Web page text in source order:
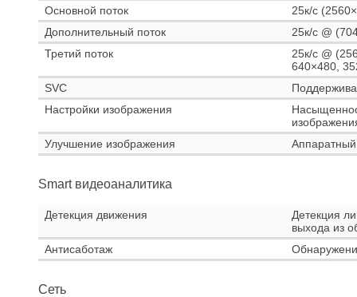
Основной поток
25к/с
Дополнительный поток
25к/с @
Третий поток
25к/с @
640×480,
SVC
Настройки изображения
Улучшение изображения
Smart видеоаналитика
Детекция движения
Детекция
выхода из
Антисаботаж
Сеть